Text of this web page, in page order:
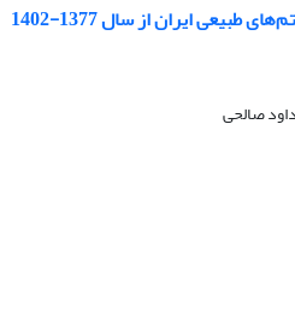
ایران از سال 1377-1402
صالحی